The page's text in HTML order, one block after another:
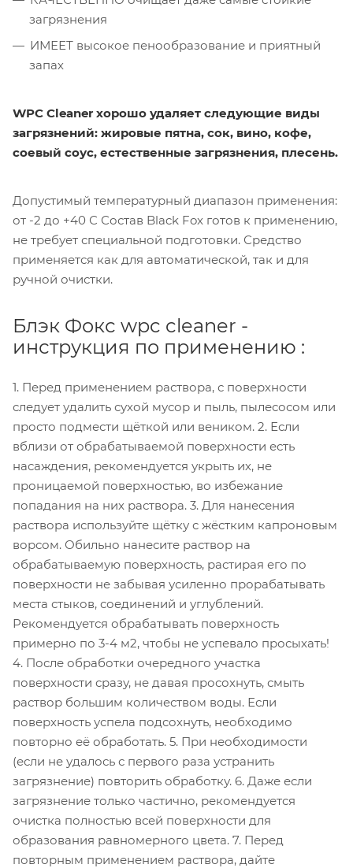
загрязнения
ИМЕЕТ высокое пенообразование и приятный
запах
WPC Cleaner хорошо удаляет следующие виды
загрязнений: жировые пятна, сок, вино, кофе,
соевый соус, естественные загрязнения, плесень.
Допустимый температурный диапазон применения:
от -2 до +40 С Состав Black Fox готов к применению,
не требует специальной подготовки. Средство
применяется как для автоматической, так и для
ручной очистки.
Блэк Фокс wpc cleaner -
инструкция по применению :
1. Перед применением раствора, с поверхности
следует удалить сухой мусор и пыль, пылесосом или
просто подмести щёткой или веником. 2. Если
вблизи от обрабатываемой поверхности есть
насаждения, рекомендуется укрыть их, не
проницаемой поверхностью, во избежание
попадания на них раствора. 3. Для нанесения
раствора используйте щётку с жёстким капроновым
ворсом. Обильно нанесите раствор на
обрабатываемую поверхность, растирая его по
поверхности не забывая усиленно прорабатывать
места стыков, соединений и углублений.
Рекомендуется обрабатывать поверхность
примерно по 3-4 м2, чтобы не успевало просыхать!
4. После обработки очередного участка
поверхности сразу, не давая просохнуть, смыть
раствор большим количеством воды. Если
поверхность успела подсохнуть, необходимо
повторно её обработать. 5. При необходимости
(если не удалось с первого раза устранить
загрязнение) повторить обработку. 6. Даже если
загрязнение только частично, рекомендуется
очистка полностью всей поверхности для
образования равномерного цвета. 7. Перед
повторным применением раствора, дайте